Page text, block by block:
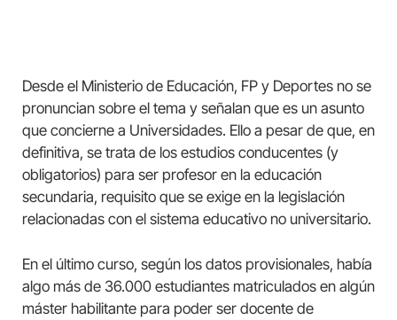
Desde el Ministerio de Educación, FP y Deportes no se
pronuncian sobre el tema y señalan que es un asunto
que concierne a Universidades. Ello a pesar de que, en
definitiva, se trata de los estudios conducentes (y
obligatorios) para ser profesor en la educación
secundaria, requisito que se exige en la legislación
relacionadas con el sistema educativo no universitario.
En el último curso, según los datos provisionales, había
algo más de 36.000 estudiantes matriculados en algún
máster habilitante para poder ser docente de